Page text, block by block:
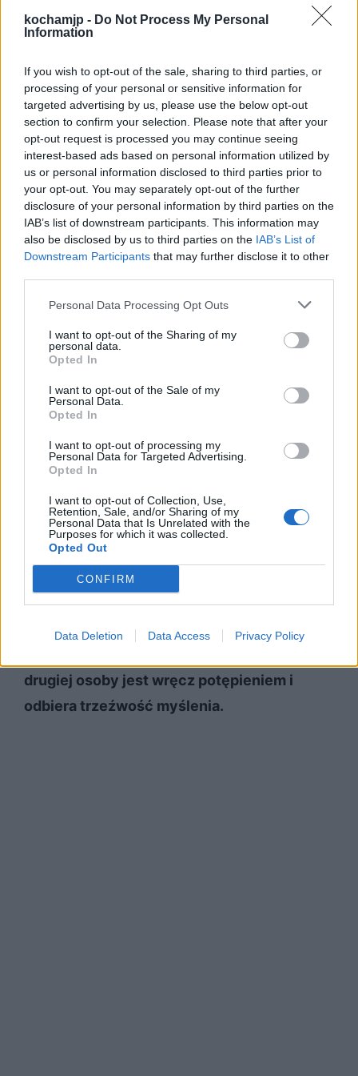
kochamjp - Do Not Process My Personal
Information
If you wish to opt-out of the sale, sharing to third parties, or
processing of your personal or sensitive information for
targeted advertising by us, please use the below opt-out
section to confirm your selection. Please note that after your
opt-out request is processed you may continue seeing
interest-based ads based on personal information utilized by
us or personal information disclosed to third parties prior to
your opt-out. You may separately opt-out of the further
disclosure of your personal information by third parties on the
IAB’s list of downstream participants. This information may
also be disclosed by us to third parties on the IAB’s List of
Downstream Participants that may further disclose it to other
Personal Data Processing Opt Outs
I want to opt-out of the Sharing of my
personal data.
Opted In
I want to opt-out of the Sale of my
Personal Data.
Opted In
I want to opt-out of processing my
Personal Data for Targeted Advertising.
Opted In
I want to opt-out of Collection, Use,
Retention, Sale, and/or Sharing of my
Personal Data that Is Unrelated with the
Purposes for which it was collected.
Opted Out
CONFIRM
Data Deletion Data Access Privacy Policy
dotychczasowym romantycznym i
podmiot liryczny.Osoba mówiącawierzy w
uczucie głębokie, namiętne, pełne żaru.
Być
może kluczem do wiecznej miłości i
niegasnącego ognia jestpołączeniu tych
dwóch biegunów – romantyzmu i
delikatności z pożądaniem.
Podmiot wierzy, że uczucie którym darzy
nawet przez śmierć. Nawet próba ich
a drugiego w niebie nie zgasi ogromnej
drugą osobą nie można nigdy nasycić i
i oddania życia.
Wspomniana egzekucja na stosie kojarzona
jest raczej z procesami czarownic. A zatem
podmiot liryczny uznaje to uczucie za tak
silne, że aż wręcz nadludzkie, magiczne, nie
do zrozumienia przez ograniczony ludzki
umysł. Taka miłość, która pcha człowieka do
drugiej osoby jest wręcz potępieniem i
odbiera trzeźwość myślenia.